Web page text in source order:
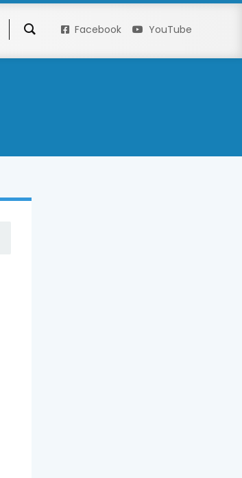
Facebook YouTube